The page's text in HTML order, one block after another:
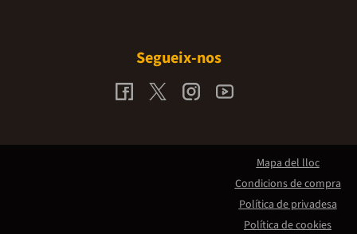
Segueix-nos
Mapa del lloc
Condicions de compra
Política de privadesa
Política de cookies